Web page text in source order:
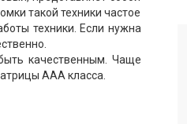
такой техники частое
техники. Если нужна
качественным. Чаще
ААА класса.